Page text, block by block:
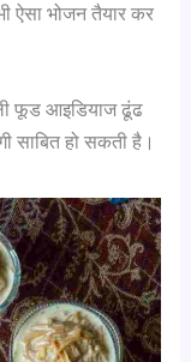
ऐसा भोजन तैयार कर
फूड आइडियाज ढूंढ
साबित हो सकती है।